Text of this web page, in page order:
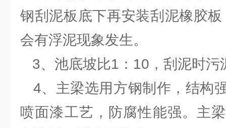
钢刮泥板底下再安装刮泥橡胶
会有浮泥现象发生。
3、池底坡比1：10，刮泥时污
4、主梁选用方钢制作，结构
喷面漆工艺，防腐性能强。主